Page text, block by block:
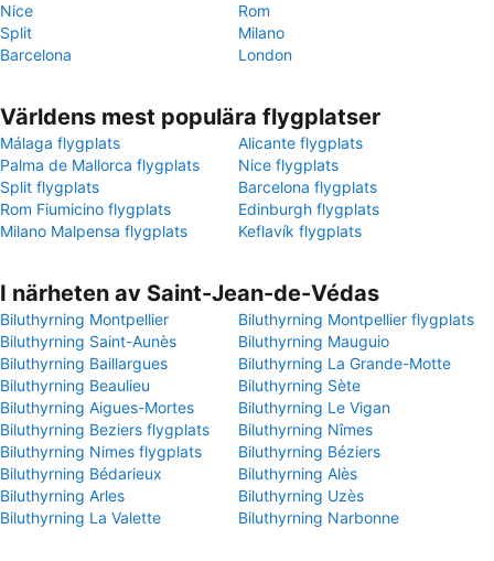
Nice
Rom
Split
Milano
Barcelona
London
Världens mest populära flygplatser
Málaga flygplats
Alicante flygplats
Palma de Mallorca flygplats
Nice flygplats
Split flygplats
Barcelona flygplats
Rom Fiumicino flygplats
Edinburgh flygplats
Milano Malpensa flygplats
Keflavík flygplats
I närheten av Saint-Jean-de-Védas
Biluthyrning Montpellier
Biluthyrning Montpellier flygplats
Biluthyrning Saint-Aunès
Biluthyrning Mauguio
Biluthyrning Baillargues
Biluthyrning La Grande-Motte
Biluthyrning Beaulieu
Biluthyrning Sète
Biluthyrning Aigues-Mortes
Biluthyrning Le Vigan
Biluthyrning Beziers flygplats
Biluthyrning Nîmes
Biluthyrning Nimes flygplats
Biluthyrning Béziers
Biluthyrning Bédarieux
Biluthyrning Alès
Biluthyrning Arles
Biluthyrning Uzès
Biluthyrning La Valette
Biluthyrning Narbonne